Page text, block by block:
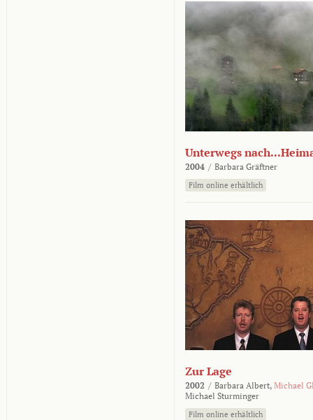
Unterwegs
2004 / Barbara Gräftner
Film online erhältlich
Zur Lage
2002 / Barbara Albert, Michael
Michael Sturminger
Film online erhältlich